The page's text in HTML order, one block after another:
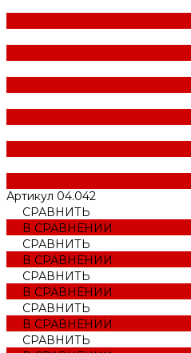
Артикул 04.042
СРАВНИТЬ
В СРАВНЕНИИ
СРАВНИТЬ
В СРАВНЕНИИ
СРАВНИТЬ
В СРАВНЕНИИ
СРАВНИТЬ
В СРАВНЕНИИ
СРАВНИТЬ